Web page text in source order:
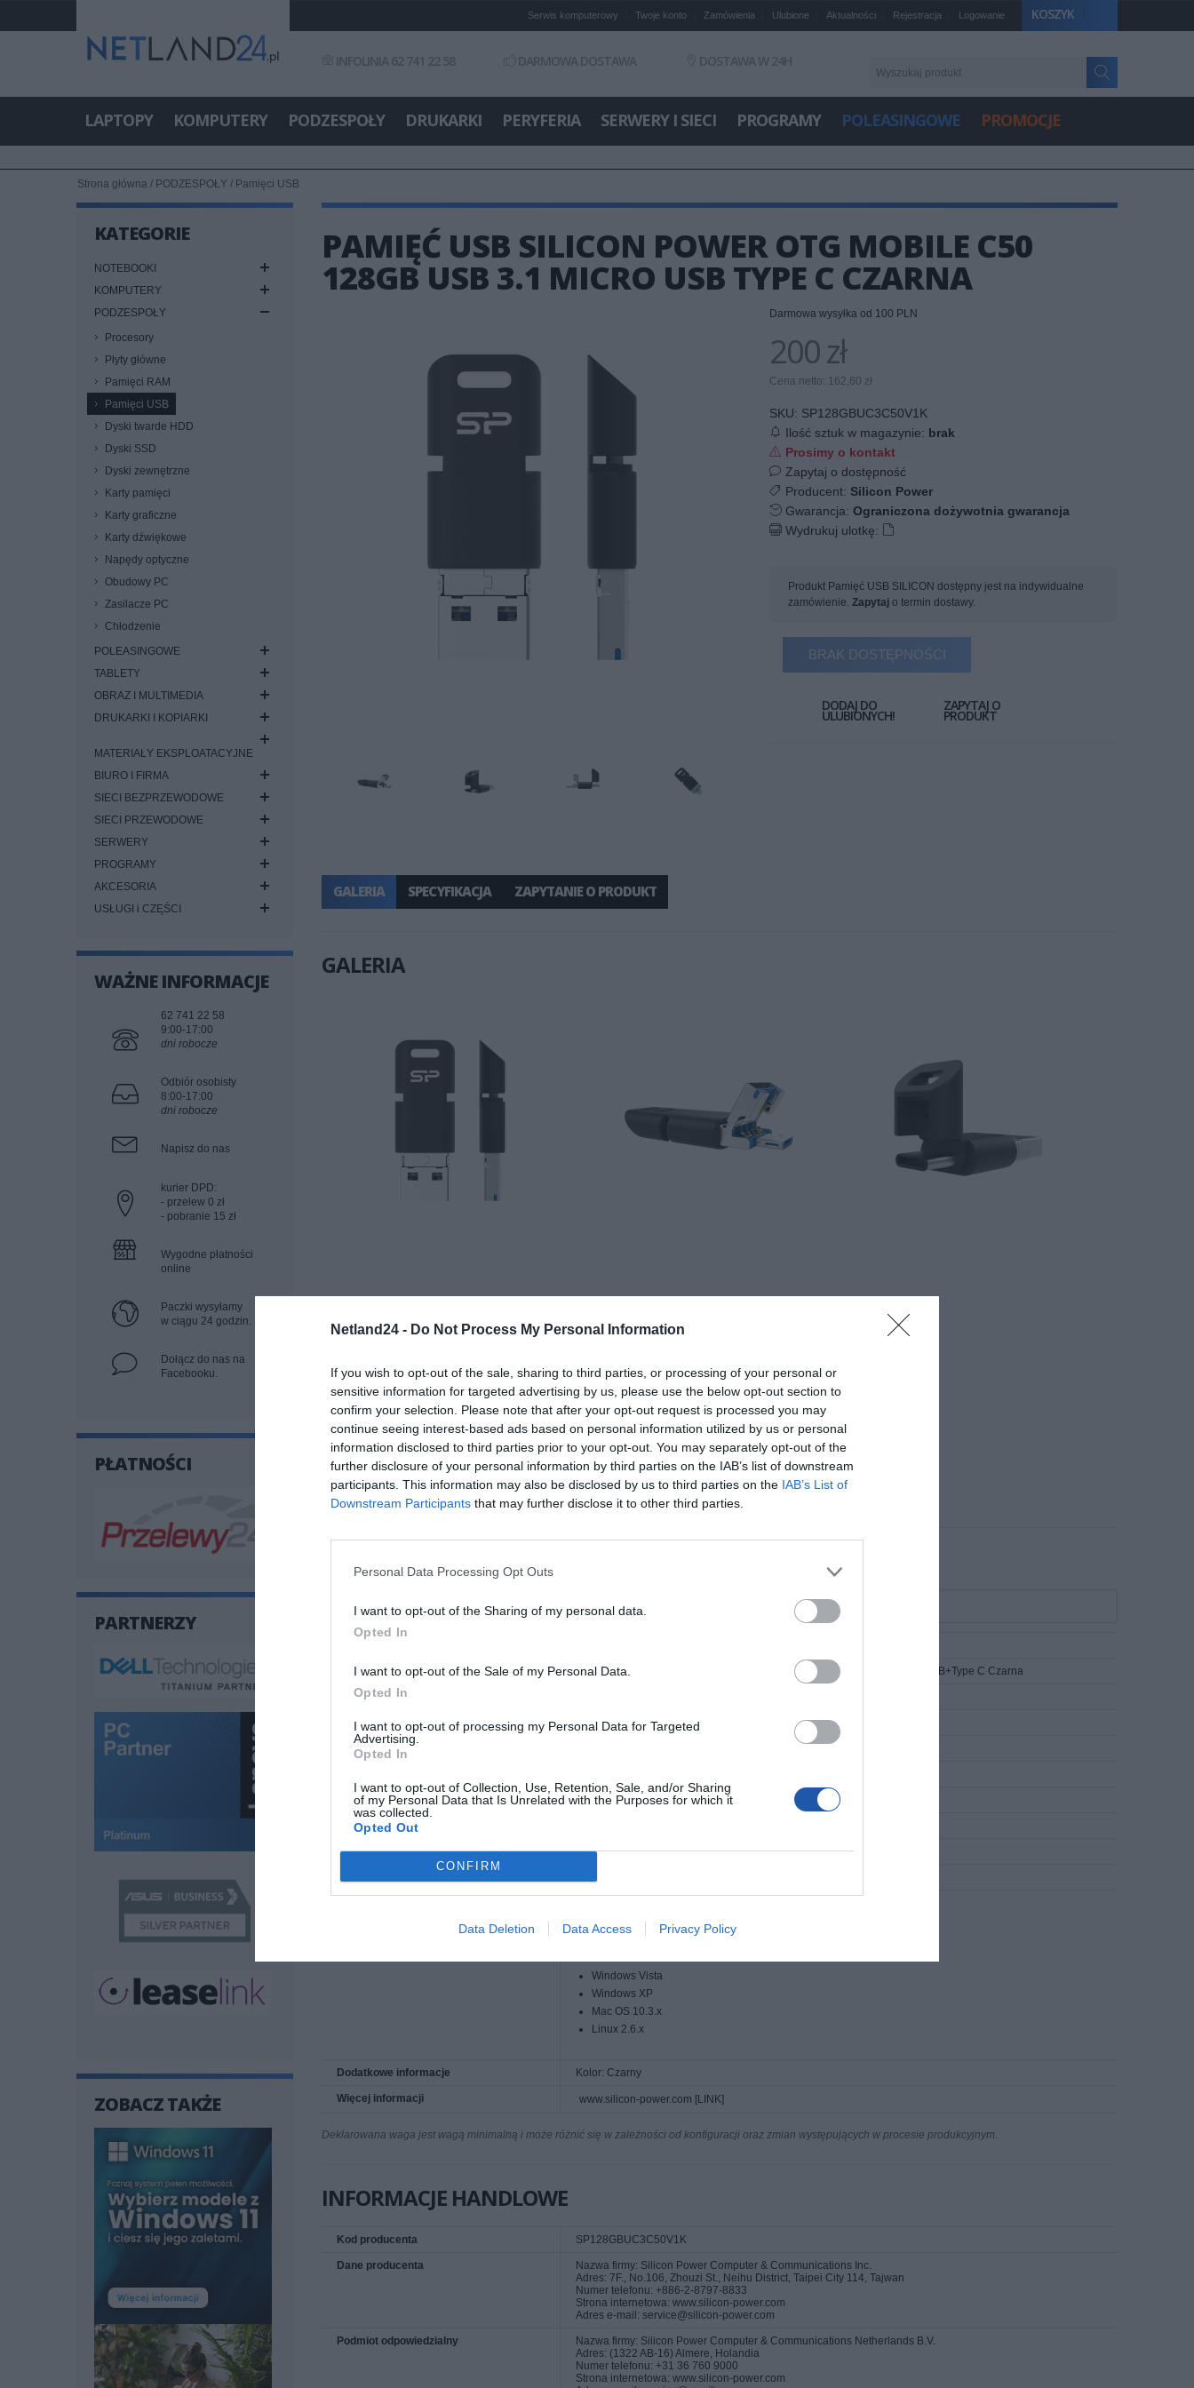
Netland24 - Do Not Process My Personal Information
If you wish to opt-out of the sale, sharing to third parties, or processing of your personal or
sensitive information for targeted advertising by us, please use the below opt-out section to
confirm your selection. Please note that after your opt-out request is processed you may
continue seeing interest-based ads based on personal information utilized by us or personal
information disclosed to third parties prior to your opt-out. You may separately opt-out of the
further disclosure of your personal information by third parties on the IAB’s list of downstream
participants. This information may also be disclosed by us to third parties on the IAB’s List of
Downstream Participants that may further disclose it to other third parties.
Personal Data Processing Opt Outs
I want to opt-out of the Sharing of my personal data.
Opted In
I want to opt-out of the Sale of my Personal Data.
Opted In
I want to opt-out of processing my Personal Data for Targeted
Advertising.
Opted In
I want to opt-out of Collection, Use, Retention, Sale, and/or Sharing
of my Personal Data that Is Unrelated with the Purposes for which it
was collected.
Opted Out
CONFIRM
Data Deletion Data Access Privacy Policy
KOSZYK
Serwis komputerowy Twoje konto Zamówienia Ulubione Aktualności Rejestracja Logowanie
INFOLINIA 62 741 22 58 DARMOWA DOSTAWA DOSTAWA W 24H
LAPTOPY KOMPUTERY PODZESPOŁY DRUKARKI PERYFERIA SERWERY I SIECI PROGRAMY POLEASINGOWE PROMOCJE
Strona główna / PODZESPOŁY / Pamięci USB
KATEGORIE
NOTEBOOKI
KOMPUTERY
PODZESPOŁY
Procesory
Płyty główne
Pamięci RAM
Pamięci USB
Dyski twarde HDD
Dyski SSD
Dyski zewnętrzne
Karty pamięci
Karty graficzne
Karty dźwiękowe
Napędy optyczne
Obudowy PC
Zasilacze PC
Chłodzenie
POLEASINGOWE
TABLETY
OBRAZ I MULTIMEDIA
DRUKARKI I KOPIARKI
MATERIAŁY EKSPLOATACYJNE
BIURO I FIRMA
SIECI BEZPRZEWODOWE
SIECI PRZEWODOWE
SERWERY
PROGRAMY
AKCESORIA
USŁUGI i CZĘŚCI
WAŻNE INFORMACJE
62 741 22 58
9:00-17:00
dni robocze
Odbiór osobisty
8:00-17:00
dni robocze
Napisz do nas
kurier DPD:
- przelew 0 zł
- pobranie 15 zł
Wygodne płatności
online
Paczki wysyłamy
w ciągu 24 godzin.
Dołącz do nas na
Facebooku.
PŁATNOŚCI
PARTNERZY
ZOBACZ TAKŻE
PAMIĘĆ USB SILICON POWER OTG MOBILE C50
128GB USB 3.1 MICRO USB TYPE C CZARNA
Darmowa wysyłka od 100 PLN
200 zł
Cena netto: 162,60 zł
SKU: SP128GBUC3C50V1K
Ilość sztuk w magazynie: brak
Prosimy o kontakt
Zapytaj o dostępność
Producent: Silicon Power
Gwarancja: Ograniczona dożywotnia gwarancja
Wydrukuj ulotkę:
Produkt Pamięć USB SILICON dostępny jest na indywidualne
zamówienie. Zapytaj o termin dostawy.
BRAK DOSTĘPNOŚCI
DODAJ DO
ULUBIONYCH!
ZAPYTAJ O
PRODUKT
GALERIA SPECYFIKACJA ZAPYTANIE O PRODUKT
GALERIA
SPECYFIKACJA
Nazwa produktu SILICON POWER Pamięć USB OTG Mobile C50 128GB USB 3.1+micro USB+Type C Czarna
Producent
Klasa produktu Pamięć USB (pendrive)
Pojemność pamięci (flash)
Wbudowany czytnik kart pamięci Tak
Szerokość
Wysokość 41.700 mm
Głębokość 7.000 mm
Windows 8.1
Windows Vista
Windows XP
Mac OS 10.3.x
Linux 2.6.x
Dodatkowe informacje Kolor: Czarny
Więcej informacji www.silicon-power.com [LINK]
Deklarowana waga jest wagą minimalną i może różnić się w zależności od konfiguracji oraz zmian występujących w procesie produkcyjnym.
INFORMACJE HANDLOWE
Kod producenta SP128GBUC3C50V1K
Dane producenta
Nazwa firmy: Silicon Power Computer & Communications Inc.
Adres: 7F., No.106, Zhouzi St., Neihu District, Taipei City 114, Tajwan
Numer telefonu: +886-2-8797-8833
Strona internetowa: www.silicon-power.com
Adres e-mail: service@silicon-power.com
Podmiot odpowiedzialny
Nazwa firmy: Silicon Power Computer & Communications Netherlands B.V.
Adres: (1322 AB-16) Almere, Holandia
Numer telefonu: +31 36 760 9000
Strona internetowa: www.silicon-power.com